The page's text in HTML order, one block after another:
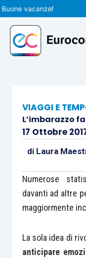
Vai
al
contenuto
vacanze!
VIAGGI E
L’imbarazzo
17 Ottobre
di Laura
Numerose
davanti ad altre
maggiormente
La sola idea di
anticipare